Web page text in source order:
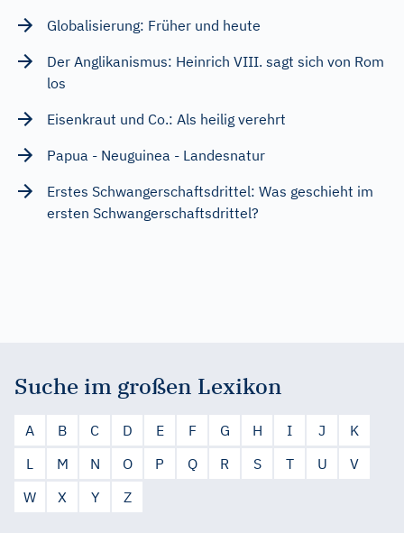
Globalisierung: Früher und heute
Der Anglikanismus: Heinrich VIII. sagt sich von Rom
los
Eisenkraut und Co.: Als heilig verehrt
Papua - Neuguinea - Landesnatur
Erstes Schwangerschaftsdrittel: Was geschieht im
ersten Schwangerschaftsdrittel?
Suche im großen Lexikon
A B C D E F G H I J
K
L
M N O P Q R S T U
V
W
X Y Z